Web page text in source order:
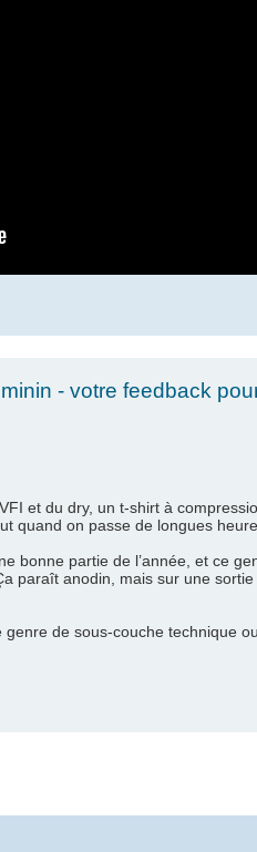
- votre feedback
et du dry, un t-shirt à
quand on passe de longues
bonne partie de l’année, et ce
paraît anodin, mais sur une
genre de sous-couche technique